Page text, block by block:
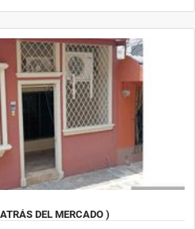
DEL MERCADO )